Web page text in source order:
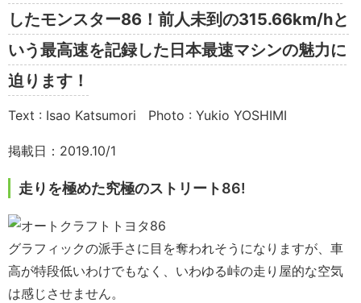
したモンスター86！前人未到の315.66km/hと
いう最高速を記録した日本最速マシンの魅力に
迫ります！
Text : Isao Katsumori Photo : Yukio YOSHIMI
掲載日：2019.10/1
走りを極めた究極のストリート86!
グラフィックの派手さに目を奪われそうになりますが、車
高が特段低いわけでもなく、いわゆる峠の走り屋的な空気
は感じさせません。